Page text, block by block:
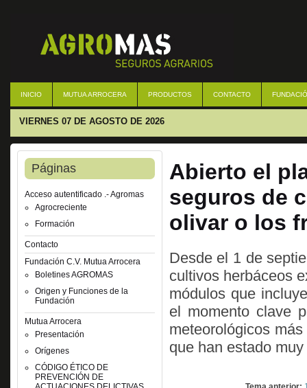
INICIO MUTUA ARROCERA PRODUCTOS CONTACTO
VIERNES 07 DE AGOSTO DE 2026
Páginas
Acceso autentificado .- Agromas
Agrocreciente
Formación
Contacto
Fundación C.V. Mutua Arrocera
Boletines AGROMAS
Origen y Funciones de la
Fundación
Mutua Arrocera
Presentación
Orígenes
CÓDIGO ÉTICO DE
PREVENCIÓN DE
Abierto el
seguros de
olivar o los
Desde el 1 de
cultivos herbáceos
módulos que
el momento clave
meteorológicos
que han estado